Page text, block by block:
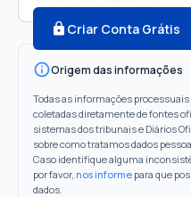
Criar Conta Grátis
Origem das informações
Todas as informações
coletadas diretamente de fontes
sistemas dos tribunais e Diários
sobre como tratamos dados
Caso identifique alguma
por favor, nos informe para que
dados.